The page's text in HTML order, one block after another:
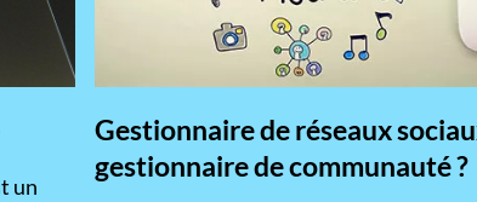
un
Gestionnaire de réseaux
gestionnaire de communauté ?